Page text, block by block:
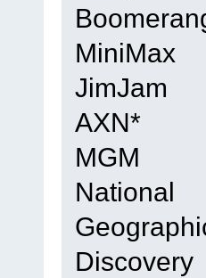
MiniMax
JimJam
AXN*
MGM
National
Discovery